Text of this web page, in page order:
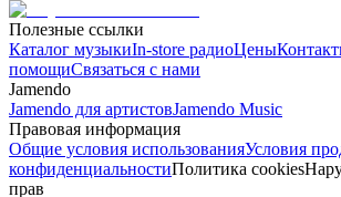
Полезные ссылки
Каталог музыкиIn-store радиоЦены
помощиСвязаться с нами
Jamendo
Jamendo для артистовJamendo Music
Правовая информация
Общие условия использованияУсловия
конфиденциальностиПолитика cookies
прав